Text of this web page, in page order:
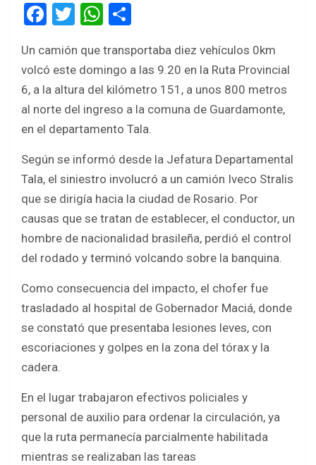
F
ce
b
o
o
T
tt
er
W
at
s
A
p
p
ar
e
Un camión que transportaba diez vehículos 0km
volcó este domingo a las 9.20 en la Ruta Provincial
6, a la altura del kilómetro 151, a unos 800 metros
al norte del ingreso a la comuna de Guardamonte,
en el departamento Tala.
Según se informó desde la Jefatura Departamental
Tala, el siniestro involucró a un camión Iveco Stralis
que se dirigía hacia la ciudad de Rosario. Por
causas que se tratan de establecer, el conductor, un
hombre de nacionalidad brasileña, perdió el control
del rodado y terminó volcando sobre la banquina.
Como consecuencia del impacto, el chofer fue
trasladado al hospital de Gobernador Maciá, donde
se constató que presentaba lesiones leves, con
escoriaciones y golpes en la zona del tórax y la
cadera.
En el lugar trabajaron efectivos policiales y
personal de auxilio para ordenar la circulación, ya
que la ruta permanecía parcialmente habilitada
mientras se realizaban las tareas